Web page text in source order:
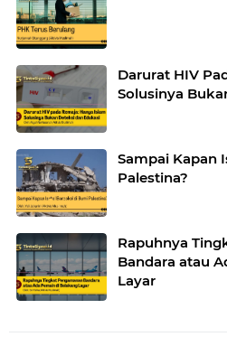
Darurat HIV
Solusinya
Sampai Kapan
Palestina?
Rapuhnya
Bandara atau
Layar